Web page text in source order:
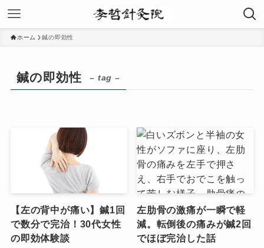
ホーム 鍼の即効性
鍼の即効性 – tag –
【左の背中が痛い】鍼1回
で数分で完治！30代女性
の即効体験談
左肋骨の激痛が一瞬で軽
減。転倒後の痛みが鍼2回
でほぼ完治した話